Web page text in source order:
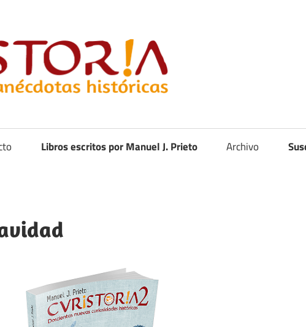
Libros escritos por Manuel J. Prieto Archivo